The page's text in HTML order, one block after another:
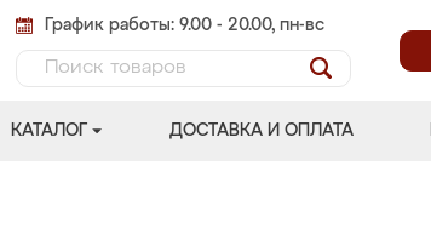
График работы: 9.00 - 20.00, пн-вс
КАТАЛОГ ДОСТАВКА И ОПЛАТА